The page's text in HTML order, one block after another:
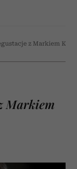
z Markiem
Markiem